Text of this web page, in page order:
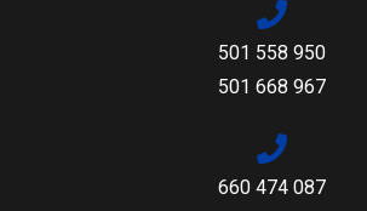
501 558 950
501 668 967
660 474 087